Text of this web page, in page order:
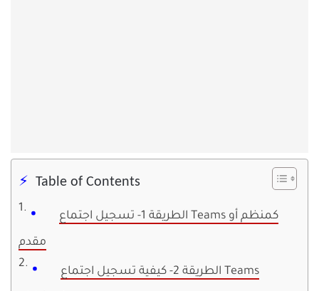
Table of Contents
الطريقة 1- تسجيل اجتماع Teams كمنظم أو
مقدم
الطريقة 2- كيفية تسجيل اجتماع Teams